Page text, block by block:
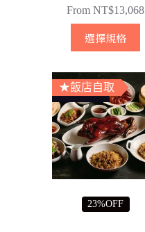
From NT$13,068
選擇規格
★飯店自取
23% OFF
23%OFF